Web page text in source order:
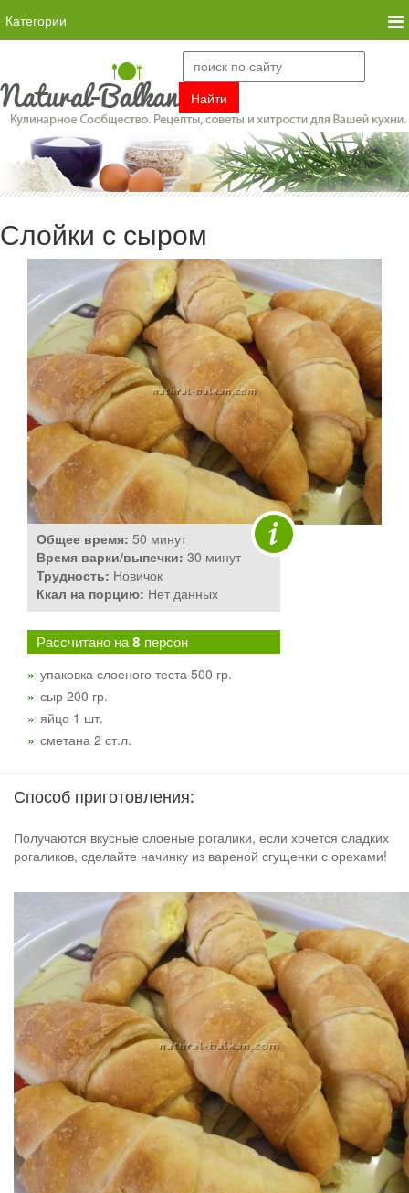
Категории
Слойки с сыром
Общее время: 50 минут
Время варки/выпечки: 30 минут
Трудность: Новичок
Ккал на порцию: Нет данных
Рассчитано на 8 персон
упаковка слоеного теста 500 гр.
сыр 200 гр.
яйцо 1 шт.
сметана 2 ст.л.
Способ приготовления:
Получаются вкусные слоеные рогалики, если хочется сладких
рогаликов, сделайте начинку из вареной сгущенки с орехами!